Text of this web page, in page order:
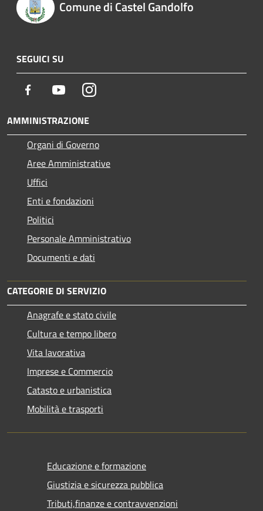
Comune di Castel Gandolfo
SEGUICI SU
Facebook YoutubeInstagram
AMMINISTRAZIONE
Organi di Governo
Aree Amministrative
Uffici
Enti e fondazioni
Politici
Personale Amministrativo
Documenti e dati
CATEGORIE DI SERVIZIO
Anagrafe e stato civile
Cultura e tempo libero
Vita lavorativa
Imprese e Commercio
Catasto e urbanistica
Mobilità e trasporti
Educazione e formazione
Giustizia e sicurezza pubblica
Tributi,finanze e contravvenzioni